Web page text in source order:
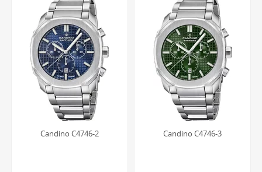
Candino C4746-2 Candino C4746-3